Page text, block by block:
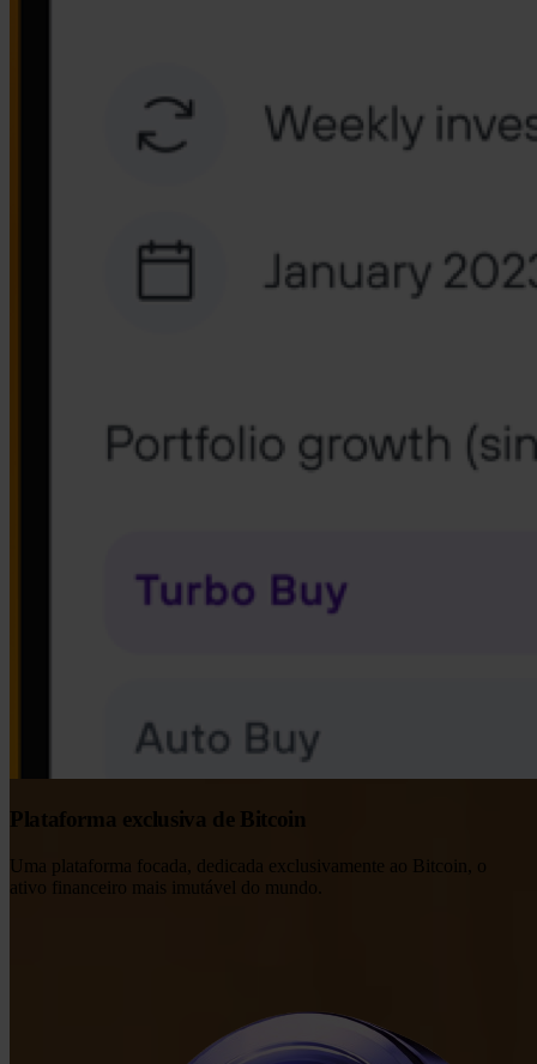
Plataforma exclusiva de Bitcoin
Uma plataforma focada, dedicada exclusivamente ao Bitcoin, o
ativo financeiro mais imutável do mundo.